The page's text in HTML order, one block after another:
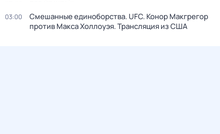
03:00
Смешанные единоборства. UFC. Конор Макгрегор
против Макса Холлоуэя. Трансляция из США